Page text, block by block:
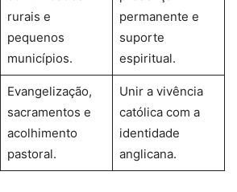
rurais e
pequenos
municípios.
permanente e
suporte
espiritual.
Evangelização,
sacramentos e
acolhimento
pastoral.
Unir a vivência
católica com a
identidade
anglicana.